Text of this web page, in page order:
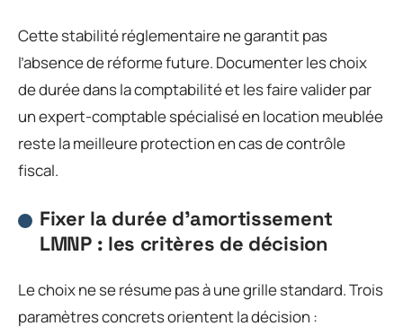
Cette stabilité réglementaire ne garantit pas
l’absence de réforme future. Documenter les choix
de durée dans la comptabilité et les faire valider par
un expert-comptable spécialisé en location meublée
reste la meilleure protection en cas de contrôle
fiscal.
Fixer la durée d’amortissement
LMNP : les critères de décision
Le choix ne se résume pas à une grille standard. Trois
paramètres concrets orientent la décision :